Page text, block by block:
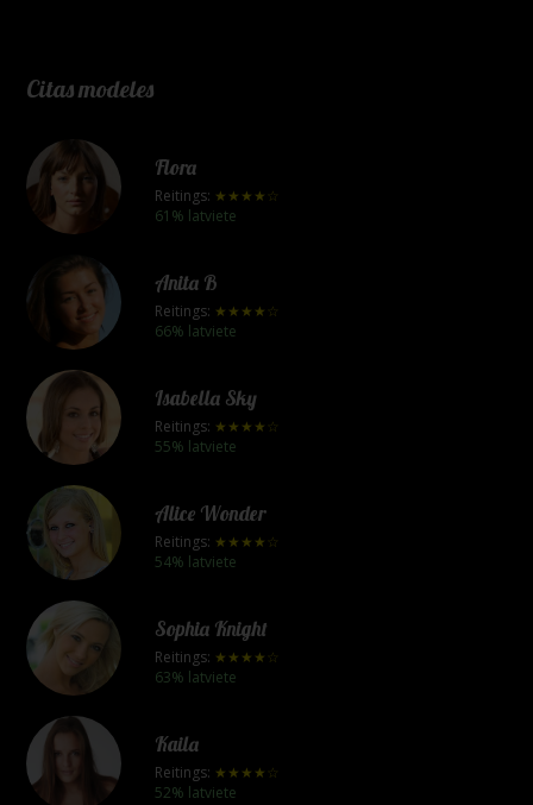
Citas modeles
Flora
Reitings: ★★★★☆
61% latviete
Anita B
Reitings: ★★★★☆
66% latviete
Isabella Sky
Reitings: ★★★★☆
55% latviete
Alice Wonder
Reitings: ★★★★☆
54% latviete
Sophia Knight
Reitings: ★★★★☆
63% latviete
Kaila
Reitings: ★★★★☆
52% latviete